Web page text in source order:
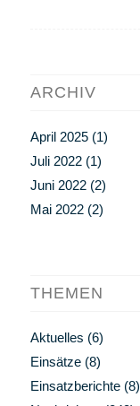
ARCHIV
April 2025(1)
Juli 2022(1)
Juni 2022(2)
Mai 2022(2)
THEMEN
Aktuelles (6)
Einsätze(8)
Einsatzberichte(8)